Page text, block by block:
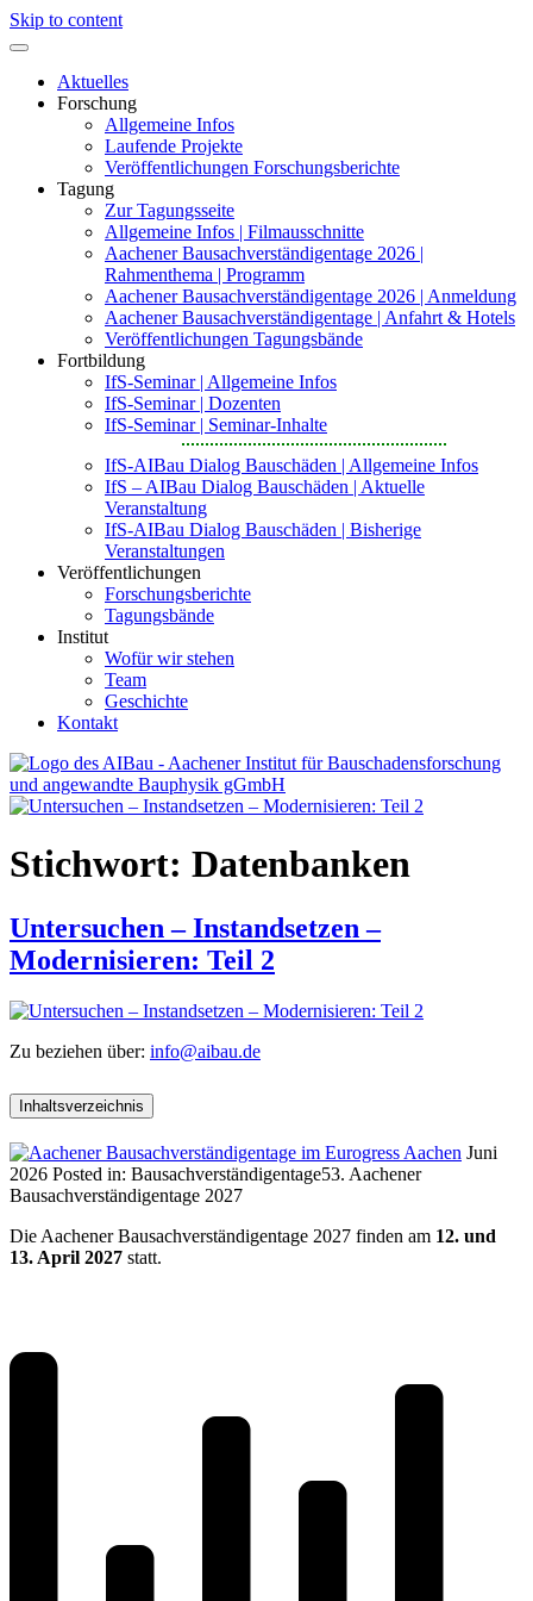
Skip to content
Aktuelles
Forschung
Allgemeine Infos
Laufende Projekte
Veröffentlichungen Forschungsberichte
Tagung
Zur Tagungsseite
Allgemeine Infos | Filmausschnitte
Aachener Bausachverständigentage 2026 |
Rahmenthema | Programm
Aachener Bausachverständigentage 2026 | Anmeldung
Aachener Bausachverständigentage | Anfahrt & Hotels
Veröffentlichungen Tagungsbände
Fortbildung
IfS-Seminar | Allgemeine Infos
IfS-Seminar | Dozenten
IfS-Seminar | Seminar-Inhalte
IfS-AIBau Dialog Bauschäden | Allgemeine Infos
IfS – AIBau Dialog Bauschäden | Aktuelle
Veranstaltung
IfS-AIBau Dialog Bauschäden | Bisherige
Veranstaltungen
Veröffentlichungen
Forschungsberichte
Tagungsbände
Institut
Wofür wir stehen
Team
Geschichte
Kontakt
angewandte Bauphysik
Stichwort: Datenbanken
Untersuchen – Instandsetzen –
Modernisieren: Teil 2
Zu beziehen über: info@aibau.de
Inhaltsverzeichnis
Juni
2026 Posted in: Bausachverständigentage53. Aachener
Bausachverständigentage 2027
Die Aachener Bausachverständigentage 2027 finden am 12. und
13. April 2027 statt.